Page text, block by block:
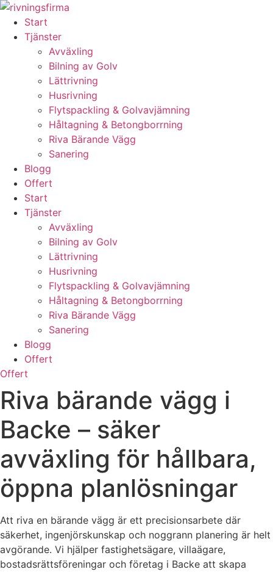
Skip
content
Start
Tjänster
Avväxling
Bilning av Golv
Lättrivning
Husrivning
Flytspackling & Golvavjämning
Håltagning & Betongborrning
Riva Bärande Vägg
Sanering
Blogg
Offert
Start
Tjänster
Avväxling
Bilning av Golv
Lättrivning
Husrivning
Flytspackling & Golvavjämning
Håltagning & Betongborrning
Riva Bärande Vägg
Sanering
Blogg
Offert
Offert
Riva bärande vägg i
Backe – säker
avväxling för hållbara,
öppna planlösningar
Att riva en bärande vägg är ett precisionsarbete där
säkerhet, ingenjörskunskap och noggrann planering är helt
avgörande. Vi hjälper fastighetsägare, villaägare,
bostadsrättsföreningar och företag i Backe att skapa